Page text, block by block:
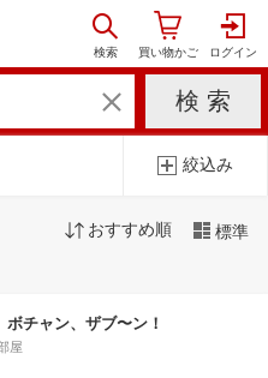
絞込み
おすすめ順 標準
ボチャン、ザブ〜ン！
屋